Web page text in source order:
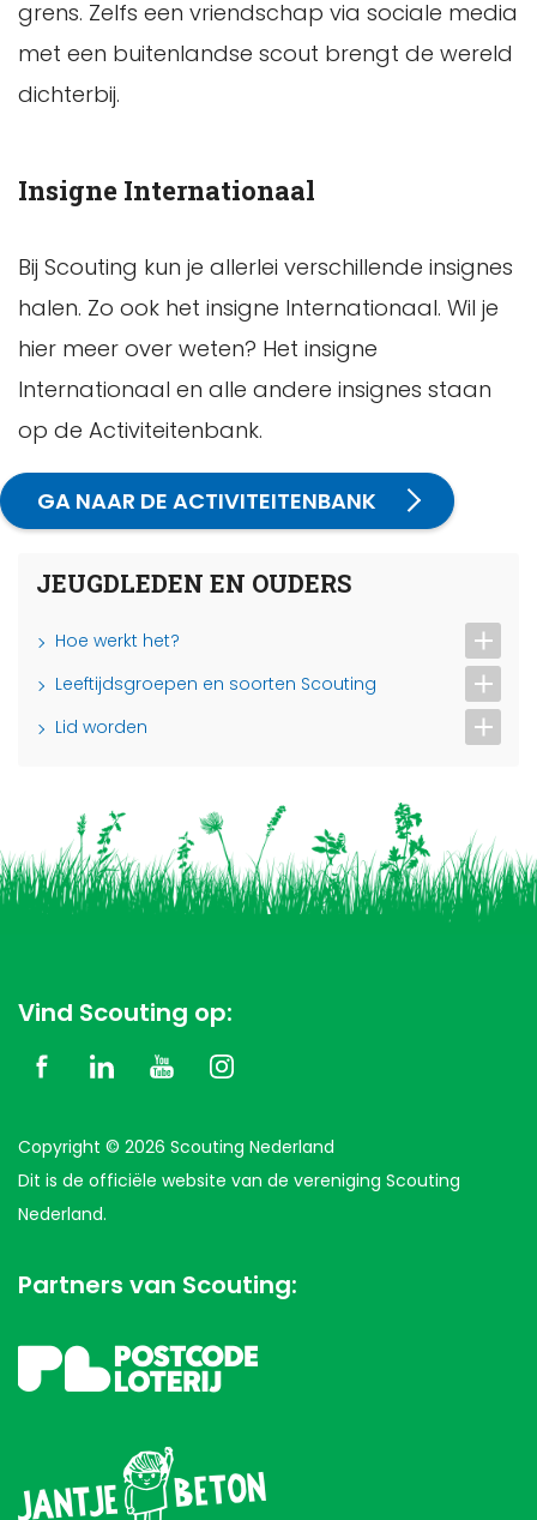
grens. Zelfs een vriendschap via sociale media
met een buitenlandse scout brengt de wereld
dichterbij.
Insigne Internationaal
Bij Scouting kun je allerlei verschillende insignes
halen. Zo ook het insigne Internationaal. Wil je
hier meer over weten? Het insigne
Internationaal en alle andere insignes staan
op de Activiteitenbank.
GA NAAR DE ACTIVITEITENBANK
JEUGDLEDEN EN OUDERS
Hoe werkt het?
Leeftijdsgroepen en soorten Scouting
Lid worden
Vind Scouting op:
Copyright © 2026 Scouting Nederland
Dit is de officiële website van de vereniging Scouting
Nederland.
Partners van Scouting: